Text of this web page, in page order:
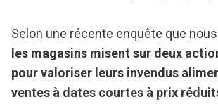
Selon une récente enquête que
les magasins misent sur deux
pour valoriser leurs invendus
ventes à dates courtes à prix